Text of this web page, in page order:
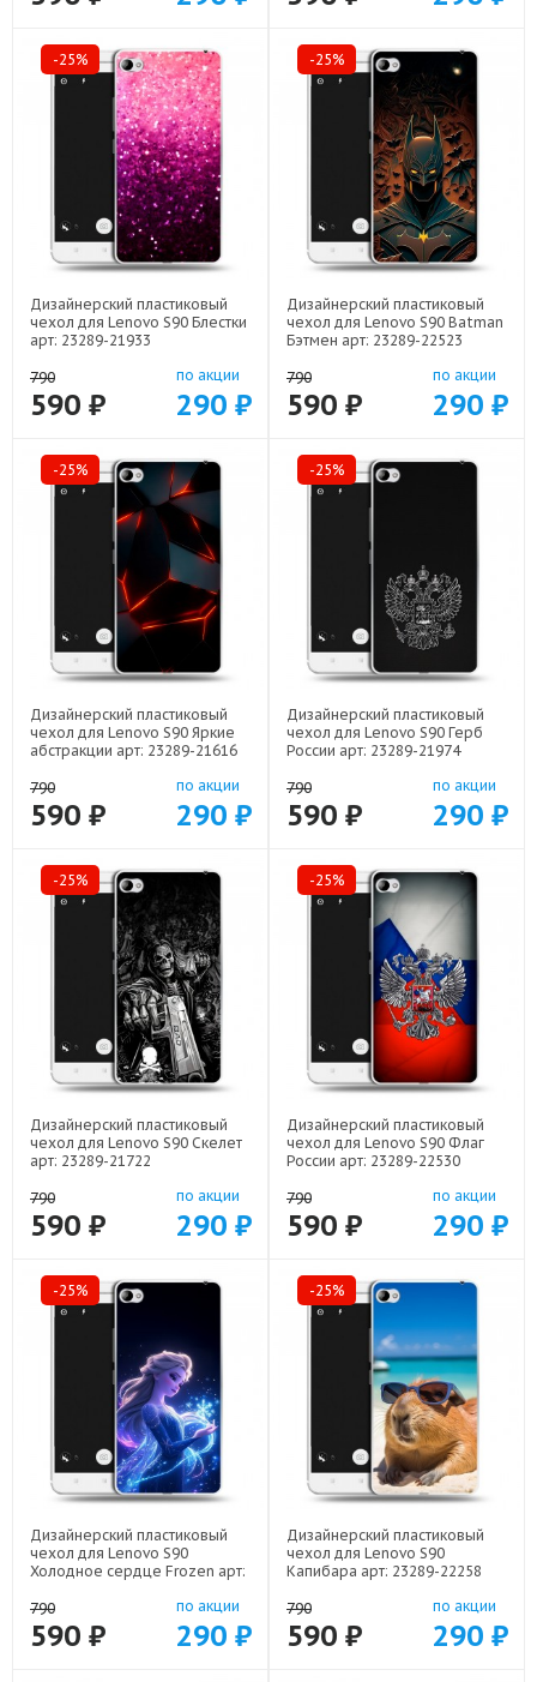
-25%
Дизайнерский пластиковый
чехол для Lenovo S90 Блестки
арт: 23289-21933
790
590 ₽
по акции
290 ₽
-25%
Дизайнерский пластиковый
чехол для Lenovo S90 Batman
Бэтмен арт: 23289-22523
790
590 ₽
по акции
290 ₽
-25%
Дизайнерский пластиковый
чехол для Lenovo S90 Яркие
абстракции арт: 23289-21616
790
590 ₽
по акции
290 ₽
-25%
Дизайнерский пластиковый
чехол для Lenovo S90 Герб
России арт: 23289-21974
790
590 ₽
по акции
290 ₽
-25%
Дизайнерский пластиковый
чехол для Lenovo S90 Скелет
арт: 23289-21722
790
590 ₽
по акции
290 ₽
-25%
Дизайнерский пластиковый
чехол для Lenovo S90 Флаг
России арт: 23289-22530
790
590 ₽
по акции
290 ₽
-25%
Дизайнерский пластиковый
чехол для Lenovo S90
Холодное сердце Frozen арт:
790
590 ₽
по акции
290 ₽
-25%
Дизайнерский пластиковый
чехол для Lenovo S90
Капибара арт: 23289-22258
790
590 ₽
по акции
290 ₽